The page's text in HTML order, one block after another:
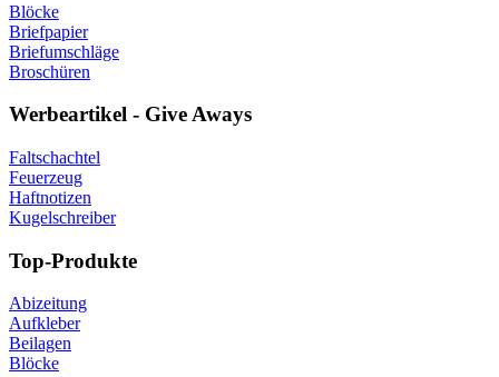
Blöcke
Briefpapier
Briefumschläge
Broschüren
Werbeartikel - Give Aways
Faltschachtel
Feuerzeug
Haftnotizen
Kugelschreiber
Top-Produkte
Abizeitung
Aufkleber
Beilagen
Blöcke